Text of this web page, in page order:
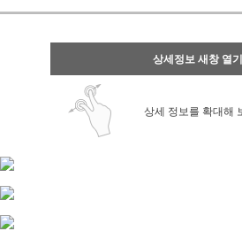
상세정보 새창 열기
상세 정보를 확대해